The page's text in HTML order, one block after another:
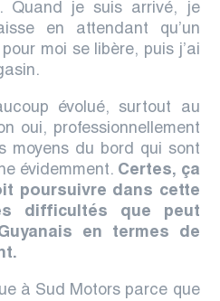
Quand je suis arrivé, je
en attendant qu’un
moi se libère, puis j’ai
évolué, surtout au
oui, professionnellement
moyens du bord qui sont
évidemment. Certes, ça
poursuivre dans cette
difficultés que peut
en termes de
à Sud Motors parce que